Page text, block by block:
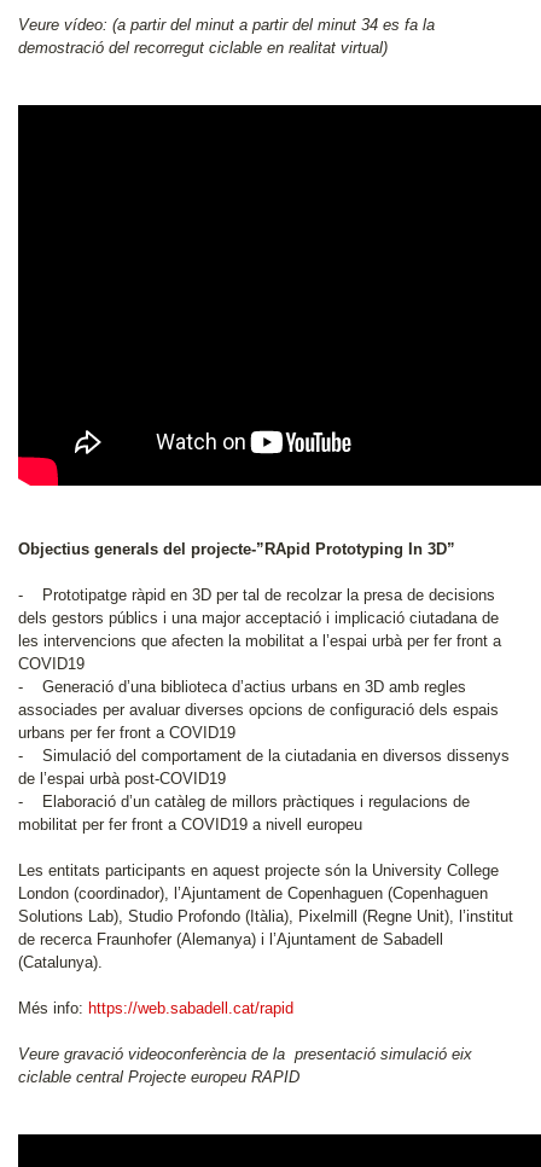
Veure vídeo: (a partir del minut a partir del minut 34 es fa la
demostració del recorregut ciclable en realitat virtual)
Objectius generals del projecte-”RApid Prototyping In 3D”
- Prototipatge ràpid en 3D per tal de recolzar la presa de decisions
dels gestors públics i una major acceptació i implicació ciutadana de
les intervencions que afecten la mobilitat a l’espai urbà per fer front a
COVID19
- Generació d’una biblioteca d’actius urbans en 3D amb regles
associades per avaluar diverses opcions de configuració dels espais
urbans per fer front a COVID19
- Simulació del comportament de la ciutadania en diversos dissenys
de l’espai urbà post-COVID19
- Elaboració d’un catàleg de millors pràctiques i regulacions de
mobilitat per fer front a COVID19 a nivell europeu
Les entitats participants en aquest projecte són la University College
London (coordinador), l’Ajuntament de Copenhaguen (Copenhaguen
Solutions Lab), Studio Profondo (Itàlia), Pixelmill (Regne Unit), l’institut
de recerca Fraunhofer (Alemanya) i l’Ajuntament de Sabadell
(Catalunya).
Més info: https://web.sabadell.cat/rapid
Veure gravació videoconferència de la presentació simulació eix
ciclable central Projecte europeu RAPID